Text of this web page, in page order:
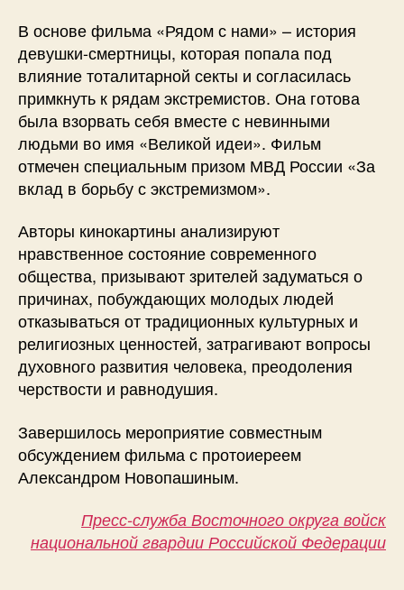
В основе фильма «Рядом с нами» – история
девушки-смертницы, которая попала под
влияние тоталитарной секты и согласилась
примкнуть к рядам экстремистов. Она готова
была взорвать себя вместе с невинными
людьми во имя «Великой идеи». Фильм
отмечен специальным призом МВД России «За
вклад в борьбу с экстремизмом».
Авторы кинокартины анализируют
нравственное состояние современного
общества, призывают зрителей задуматься о
причинах, побуждающих молодых людей
отказываться от традиционных культурных и
религиозных ценностей, затрагивают вопросы
духовного развития человека, преодоления
черствости и равнодушия.
Завершилось мероприятие совместным
обсуждением фильма с протоиереем
Александром Новопашиным.
Пресс-служба Восточного округа войск
национальной гвардии Российской Федерации